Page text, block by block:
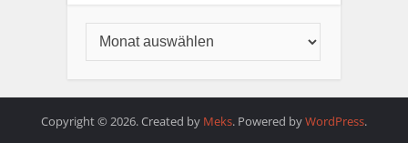
Copyright © 2026. Created by Meks. Powered byWordPress.